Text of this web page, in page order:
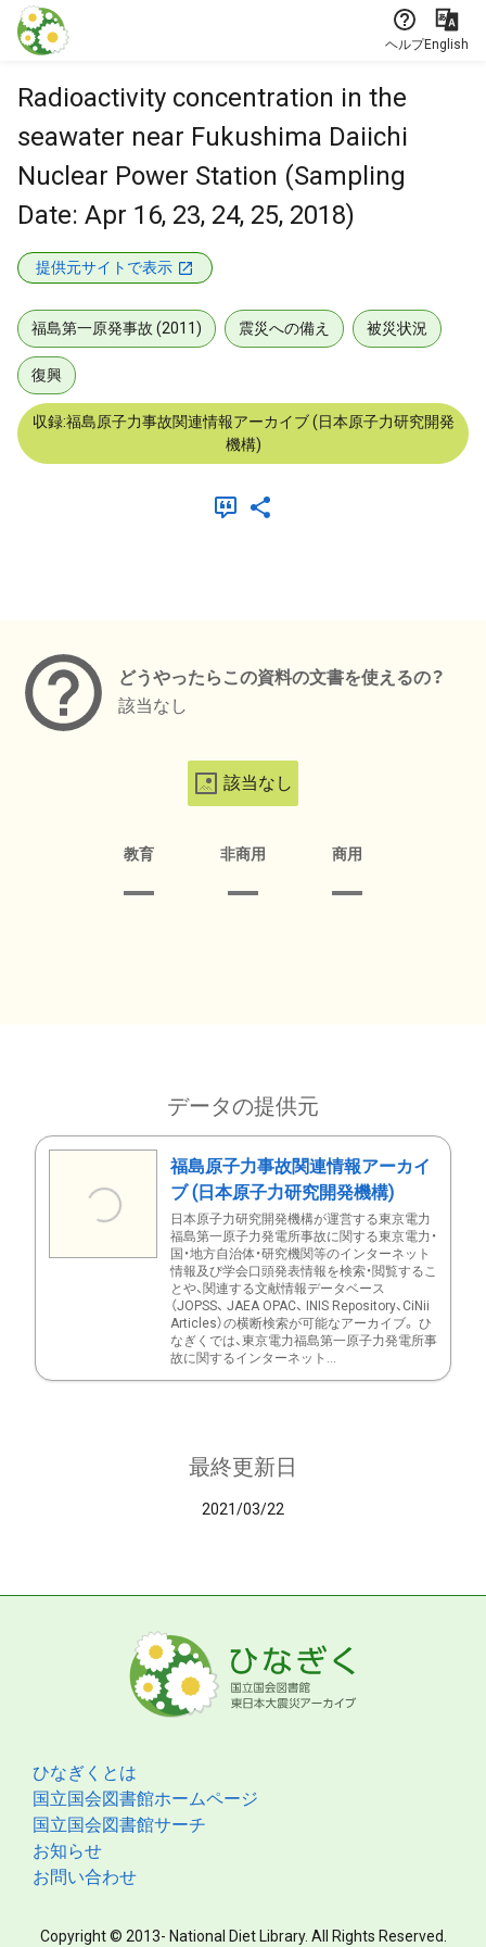
本文に飛ぶ
ヘルプEnglish
Radioactivity concentration in the
seawater near Fukushima Daiichi
Nuclear Power Station (Sampling
Date: Apr 16, 23, 24, 25, 2018)
提供元サイトで表示
福島第一原発事故 (2011) 震災への備え 被災状況
復興
収録:福島原子力事故関連情報アーカイブ (日本原子力研究開発
機構)
どうやったらこの資料の文書を使えるの？
該当なし
該当なし
教育 非商用 商用
データの提供元
福島原子力事故関連情報アーカイ
ブ (日本原子力研究開発機構)
日本原子力研究開発機構が運営する東京電力
福島第一原子力発電所事故に関する東京電力・
国・地方自治体・研究機関等のインターネット
情報及び学会口頭発表情報を検索・閲覧するこ
とや、関連する文献情報データベース
（JOPSS、 JAEA OPAC、 INIS Repository、CiNii
Articles）の横断検索が可能なアーカイブ。 ひ
なぎくでは、東京電力福島第一原子力発電所事
故に関するインターネット...
最終更新日
2021/03/22
ひなぎくとは
国立国会図書館ホームページ
国立国会図書館サーチ
お知らせ
お問い合わせ
Copyright © 2013- National Diet Library. All Rights Reserved.